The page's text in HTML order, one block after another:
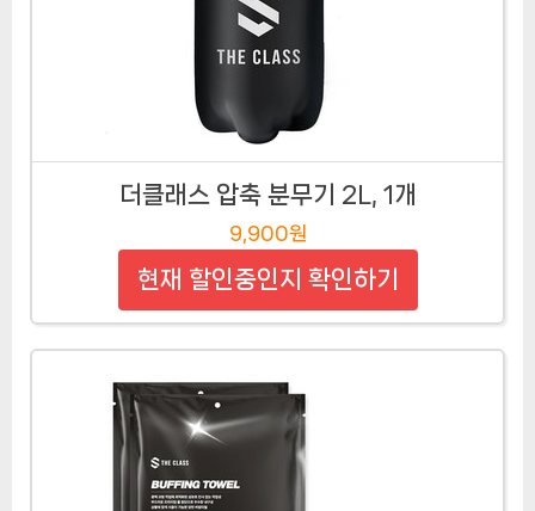
더클래스 압축 분무기 2L, 1개
9,900원
현재 할인중인지 확인하기